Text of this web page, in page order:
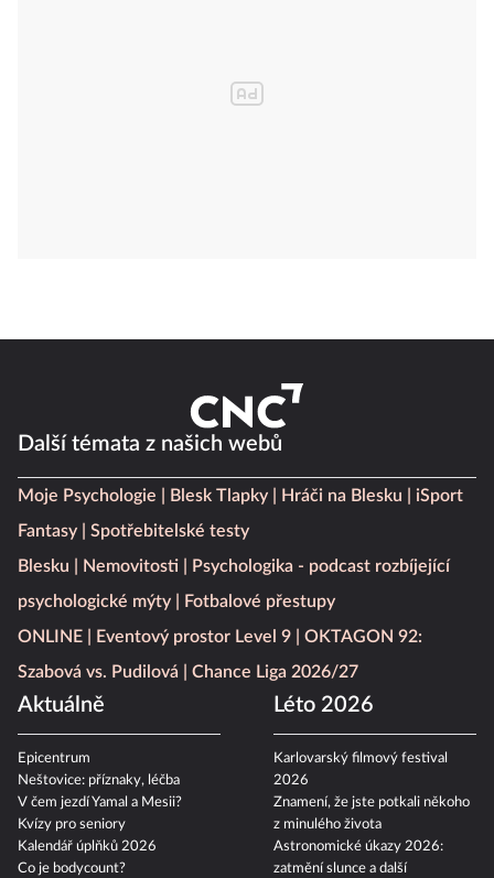
Další témata z našich webů
Moje Psychologie Blesk Tlapky Hráči na Blesku
iSport
Fantasy
Spotřebitelské testy
Blesku
Nemovitosti
Psychologika - podcast rozbíjející
psychologické mýty
Fotbalové přestupy
ONLINE
Eventový prostor Level 9
OKTAGON 92:
Szabová vs. Pudilová
Chance Liga 2026/27
Aktuálně
Epicentrum
Neštovice: příznaky, léčba
V čem jezdí Yamal a Mesii?
Kvízy pro seniory
Kalendář úplňků 2026
Co je bodycount?
Léto 2026
Karlovarský filmový festival
2026
Znamení, že jste potkali někoho
z minulého života
Astronomické úkazy 2026:
zatmění slunce a další